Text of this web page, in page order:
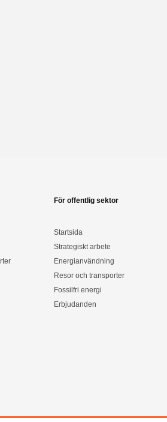
För offentlig sektor
Startsida
Strategiskt arbete
Energianvändning
Resor och transporter
Fossilfri energi
Erbjudanden